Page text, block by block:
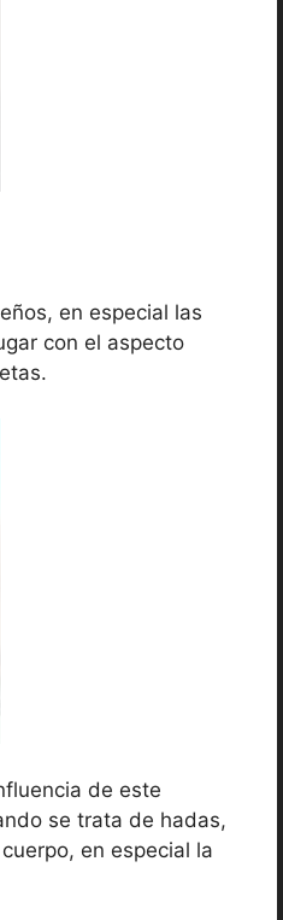
en especial las
con el aspecto
de este
se trata de hadas,
en especial la